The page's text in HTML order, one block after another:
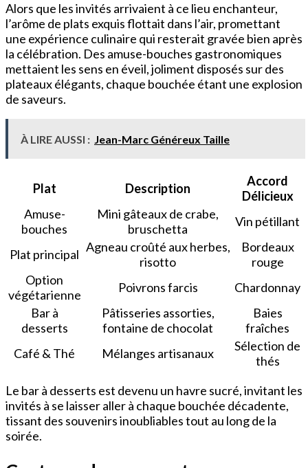
Alors que les invités arrivaient à ce lieu enchanteur,
l’arôme de plats exquis flottait dans l’air, promettant
une expérience culinaire qui resterait gravée bien après
la célébration. Des amuse-bouches gastronomiques
mettaient les sens en éveil, joliment disposés sur des
plateaux élégants, chaque bouchée étant une explosion
de saveurs.
À LIRE AUSSI : Jean-Marc Généreux Taille
Plat Description
Accord
Délicieux
Amuse-
bouches
Mini gâteaux de crabe,
bruschetta
Vin pétillant
Plat principal Agneau croûté aux herbes,
risotto
Bordeaux
rouge
Option
végétarienne
Poivrons farcis
Chardonnay
Bar à
desserts
Pâtisseries assorties,
fontaine de chocolat
Baies
fraîches
Café & Thé
Mélanges artisanaux
Sélection de
thés
Le bar à desserts est devenu un havre sucré, invitant les
invités à se laisser aller à chaque bouchée décadente,
tissant des souvenirs inoubliables tout au long de la
soirée.